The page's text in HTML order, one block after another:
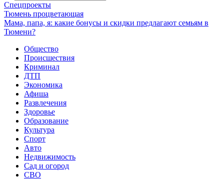
Спецпроекты
Тюмень процветающая
Мама, папа, я: какие бонусы и скидки предлагают семьям в
Тюмени?
Общество
Происшествия
Криминал
ДТП
Экономика
Афиша
Развлечения
Здоровье
Образование
Культура
Спорт
Авто
Недвижимость
Сад и огород
СВО